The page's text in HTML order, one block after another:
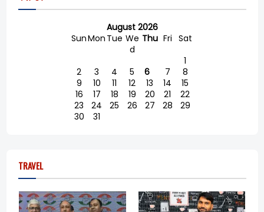
August 2026
SunMon Tue We
d
Thu Fri Sat
1
2
3 4 5 6 7
8
9
10 11 12 13 14
15
16
17 18 19 20 21
22
23
24 25 26 27 28
29
30
31
TRAVEL